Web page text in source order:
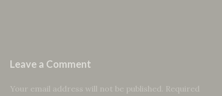
Leave a Comment
Your email address will not be published. Required